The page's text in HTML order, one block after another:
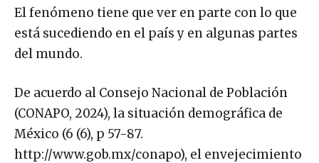
El fenómeno tiene que ver en parte con lo que
está sucediendo en el país y en algunas partes
del mundo.
De acuerdo al Consejo Nacional de Población
(CONAPO, 2024), la situación demográfica de
México (6 (6), p 57-87.
http://www.gob.mx/conapo), el envejecimiento